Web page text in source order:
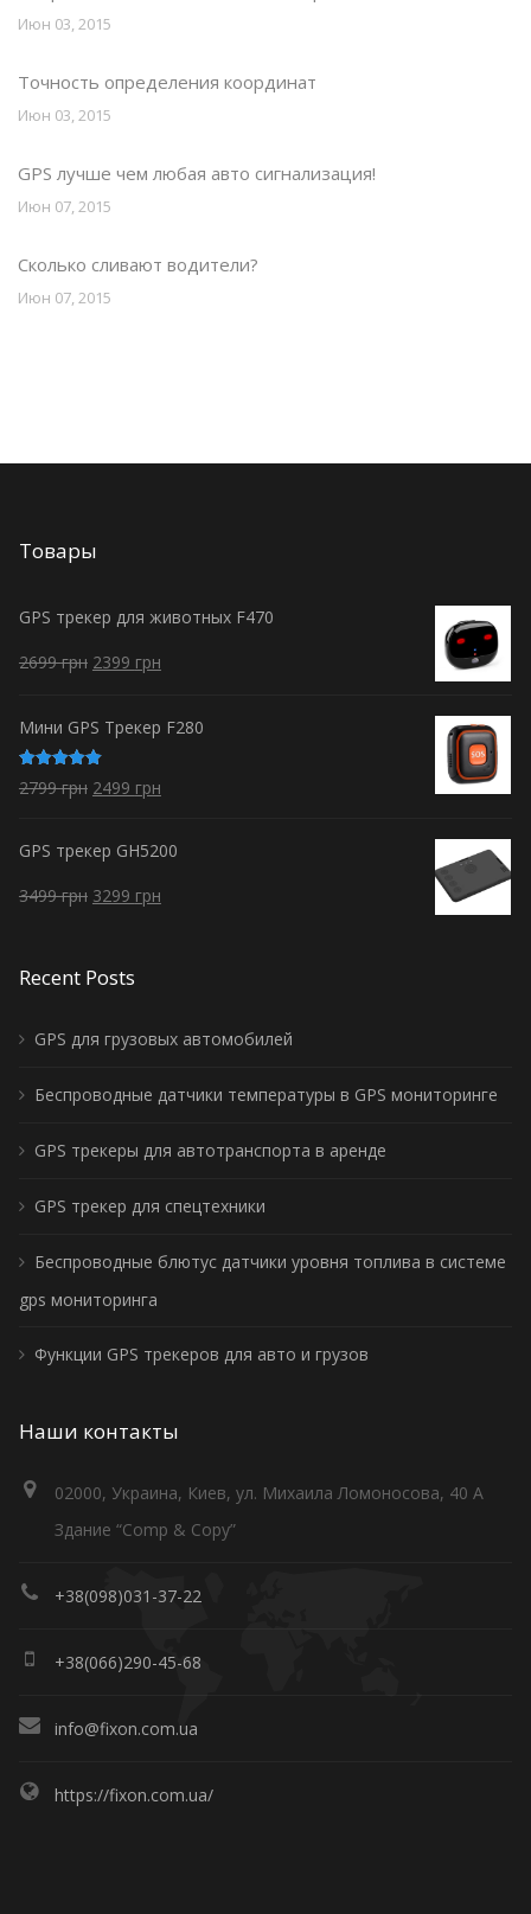
Июн 03, 2015
Точность определения координат
Июн 03, 2015
GPS лучше чем любая авто сигнализация!
Июн 07, 2015
Сколько сливают водители?
Июн 07, 2015
Товары
GPS трекер для животных F470
2699грн 2399 грн
Мини GPS Трекер F280
Оценка
5.00из 5
2799грн 2499 грн
GPS трекер GH5200
3499грн 3299 грн
Recent Posts
GPS для грузовых автомобилей
Беспроводные датчики температуры в GPS мониторинге
GPS трекеры для автотранспорта в аренде
GPS трекер для спецтехники
Беспроводные блютус датчики уровня топлива в системе
gps мониторинга
Функции GPS трекеров для авто и грузов
Наши контакты
02000, Украина, Киев, ул. Михаила Ломоносова, 40 А
Здание “Comp & Copy”
+38(098)031-37-22
+38(066)290-45-68
info@fixon.com.ua
https://fixon.com.ua/